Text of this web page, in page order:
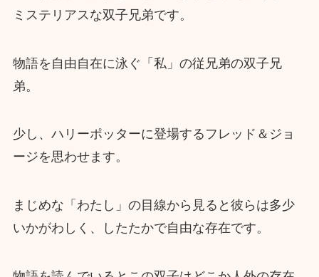
ミステリアスな双子兄弟です。
物語を自由自在に泳ぐ「私」の従兄弟の双子兄
弟。
少し、ハリーポッターに登場するフレッド＆ジョ
ージを思わせます。
まじめな「わたし」の目線から見ると彼らは多少
いかがわしく、したたかで自由な存在です。